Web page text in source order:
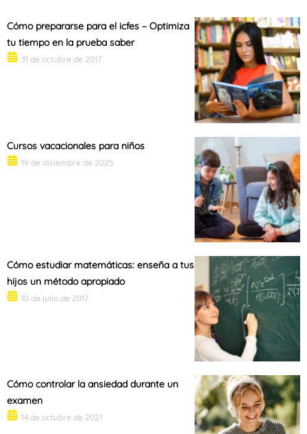
Cómo prepararse para el icfes – Optimiza
tu tiempo en la prueba saber
31 de octubre de 2017
Cursos vacacionales para niños
19 de diciembre de 2025
Cómo estudiar matemáticas: enseña a tus
hijos un método apropiado
10 de julio de 2017
Cómo controlar la ansiedad durante un
examen
14 de octubre de 2021